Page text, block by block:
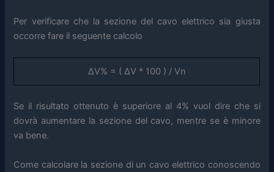
Per verificare che la sezione del cavo elettrico sia giusta
occorre fare il seguente calcolo
ΔV% = ( ΔV * 100 ) / Vn
Se il risultato ottenuto è superiore al 4% vuol dire che si
dovrà aumentare la sezione del cavo, mentre se è minore
va bene.
Come calcolare la sezione di un cavo elettrico conoscendo